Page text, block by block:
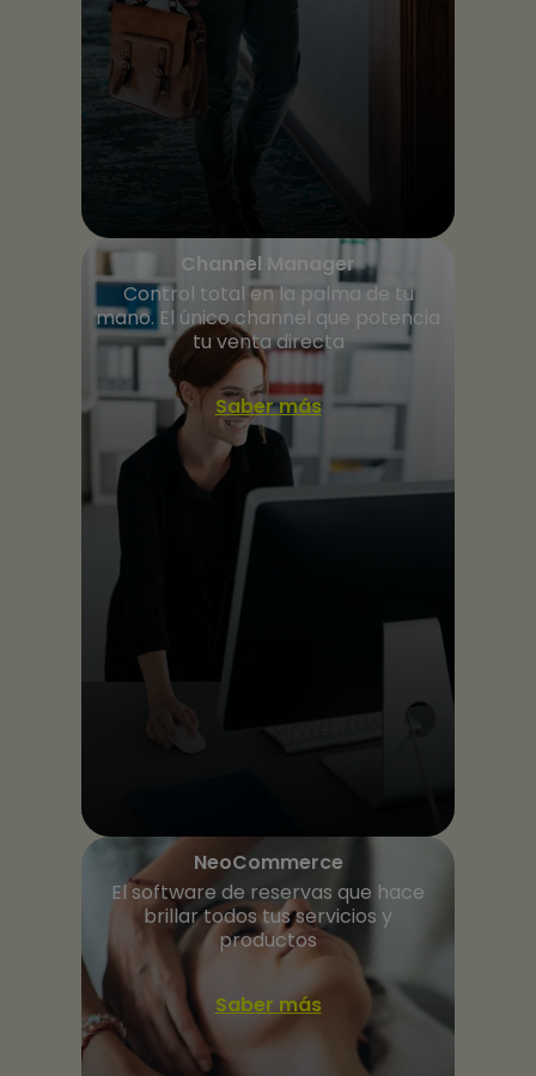
Channel Manager
Control total en la palma de tu
mano. El único channel que potencia
tu venta directa
Saber más
NeoCommerce
El software de reservas que hace
brillar todos tus servicios y
productos
Saber más